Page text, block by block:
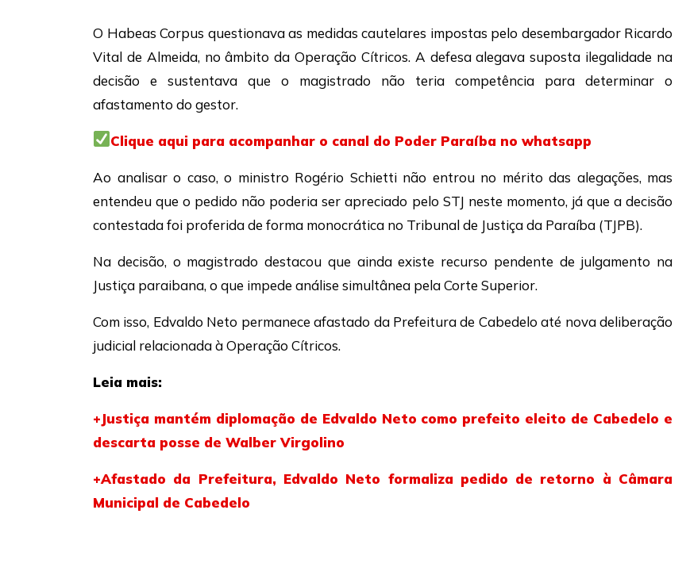
O Habeas Corpus questionava as medidas cautelares impostas pelo desembargador Ricardo
Vital de Almeida, no âmbito daOperação Cítricos. A defesa alegava suposta ilegalidade na
decisão e sustentava que o magistrado não teria competência para determinar o
afastamento do gestor.
Clique aqui para acompanhar o canal do Poder Paraíba no whatsapp
Ao analisar o caso, o ministro Rogério Schietti não entrou no mérito das alegações, mas
entendeu que o pedido não poderia ser apreciado pelo STJ neste momento, já que a decisão
contestada foi proferida de forma monocrática no Tribunal de Justiça da Paraíba (TJPB).
Na decisão, o magistrado destacou que ainda existe recurso pendente de julgamento na
Justiça paraibana, o que impede análise simultânea pela Corte Superior.
Com isso, Edvaldo Neto permanece afastado da Prefeitura de Cabedelo até nova deliberação
judicial relacionada à Operação Cítricos.
Leia mais:
+Justiça mantém diplomação de Edvaldo Neto como prefeito eleito de Cabedelo e
descarta posse de Walber Virgolino
+Afastado da Prefeitura, Edvaldo Neto formaliza pedido de retorno à Câmara
Municipal de Cabedelo